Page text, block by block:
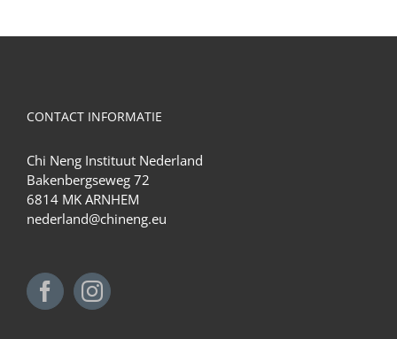
CONTACT INFORMATIE
Chi Neng Instituut Nederland
Bakenbergseweg 72
6814 MK ARNHEM
nederland@chineng.eu